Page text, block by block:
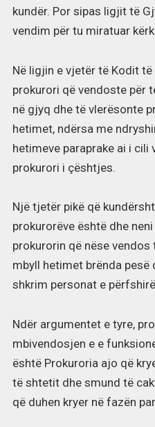
kundër. Por sipas ligjit të
vendim për tu miratuar
Në ligjin e vjetër të Kodit
prokurori që vendoste për
në gjyq dhe të vlerësonte
hetimet, ndërsa me
hetimeve paraprake ai i cili
prokurori i çështjes.
Një tjetër pikë që
prokurorëve është dhe
prokurorin që nëse
mbyll hetimet brënda
shkrim personat e
Ndër argumentet e tyre,
mbivendosjen e e
është Prokuroria ajo që
të shtetit dhe smund të
që duhen kryer në fazën